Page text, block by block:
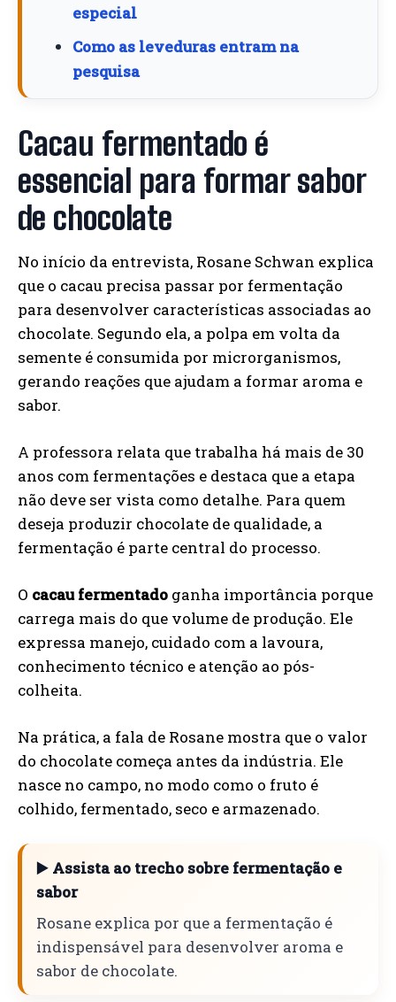
especial
Como as leveduras entram na
pesquisa
Cacau fermentado é
essencial para formar sabor
de chocolate
No início da entrevista, Rosane Schwan explica
que o cacau precisa passar por fermentação
para desenvolver características associadas ao
chocolate. Segundo ela, a polpa em volta da
semente é consumida por microrganismos,
gerando reações que ajudam a formar aroma e
sabor.
A professora relata que trabalha há mais de 30
anos com fermentações e destaca que a etapa
não deve ser vista como detalhe. Para quem
deseja produzir chocolate de qualidade, a
fermentação é parte central do processo.
O cacau fermentado ganha importância porque
carrega mais do que volume de produção. Ele
expressa manejo, cuidado com a lavoura,
conhecimento técnico e atenção ao pós-
colheita.
Na prática, a fala de Rosane mostra que o valor
do chocolate começa antes da indústria. Ele
nasce no campo, no modo como o fruto é
colhido, fermentado, seco e armazenado.
▶️ Assista ao trecho sobre fermentação e
sabor
Rosane explica por que a fermentação é
indispensável para desenvolver aroma e
sabor de chocolate.